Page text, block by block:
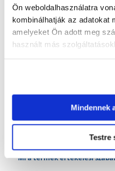
Ön weboldalhasználatra
kombinálhatják az adatokat
amelyeket Ön adott meg
használt más
Mindennek
Testre
FAJTA: Palack
ELŐNYÖK:
VITAPOL
Mi a termék értékelési